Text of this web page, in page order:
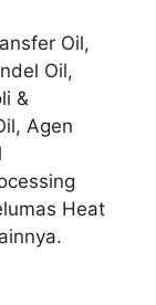
Oil,
Oil,
&
Agen
Heat